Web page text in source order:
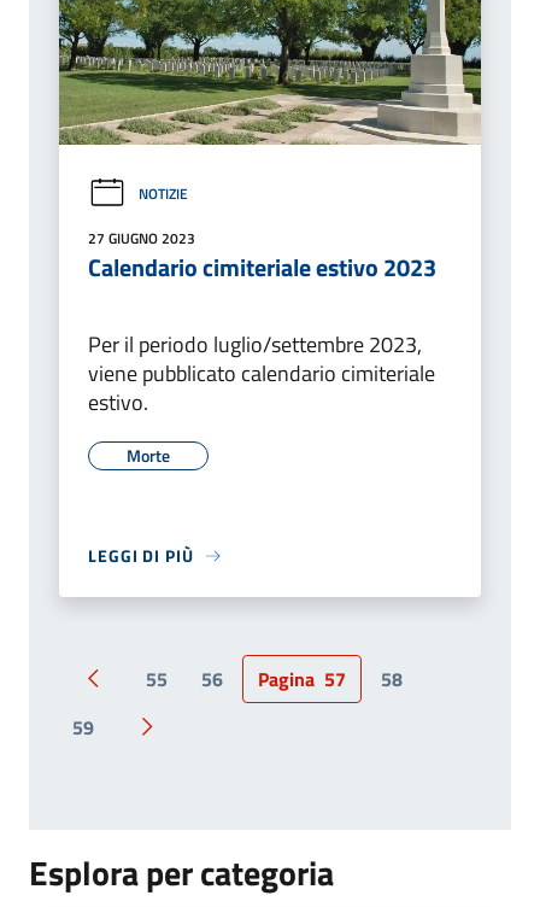
NOTIZIE
27 GIUGNO 2023
Calendario cimiteriale estivo 2023
Per il periodo luglio/settembre 2023,
viene pubblicato calendario cimiteriale
estivo.
Morte
LEGGI DI PIÙ
Pagina precedente
55 56 Pagina 57
58
59
Pagina successiva
Esplora per categoria